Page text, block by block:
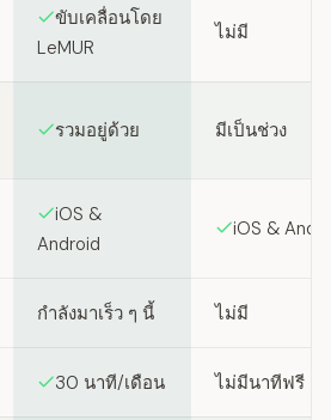
ขับเคลื่อนโดย
LeMUR
ไม่มี
รวมอยู่ด้วย มีเป็นช่วง
iOS &
Android
iOS &
กำลังมาเร็ว ๆ นี้ ไม่มี
30 นาที/เดือน ไม่มีนาทีฟรี